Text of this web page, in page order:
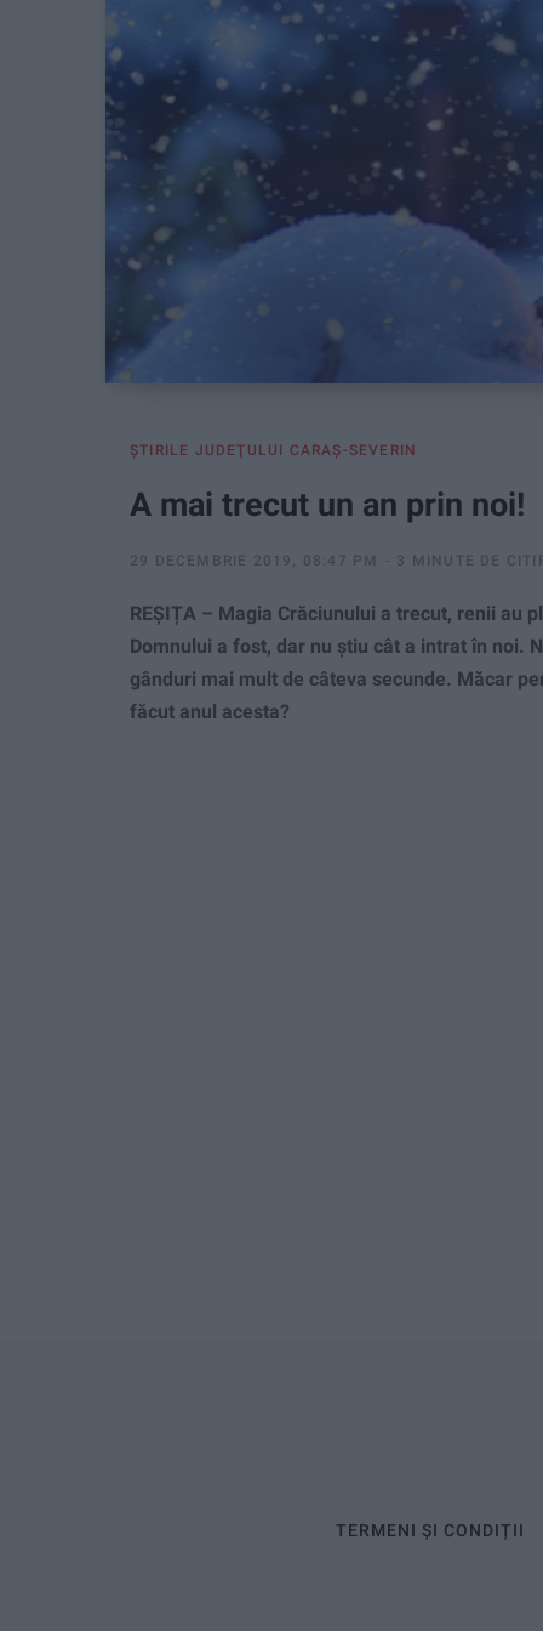
ŞTIRILE JUDEŢULUI CARAŞ-SEVERIN
A mai trecut un an prin noi!
29 DECEMBRIE 2019, 08:47 PM 3 MINUTE DE
REȘIȚA – Magia Crăciunului a trecut, renii au
Domnului a fost, dar nu ştiu cât a intrat în noi.
gânduri mai mult de câteva secunde. Măcar
făcut anul acesta?
TERMENI ȘI CONDIȚII